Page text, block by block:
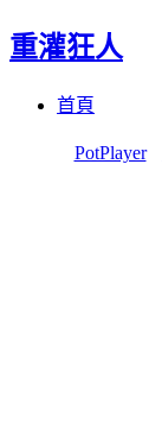
重灌狂人
首頁
PotPlayer